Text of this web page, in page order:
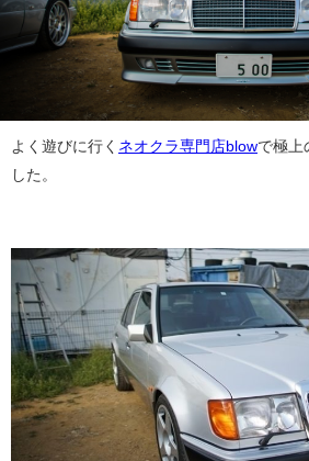
よく遊びに行く ネオクラ専門店blowで極上
した。